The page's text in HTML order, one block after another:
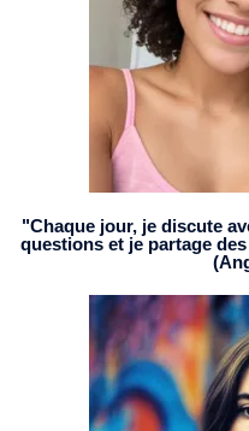
"Chaque jour, je discute
questions et je partage